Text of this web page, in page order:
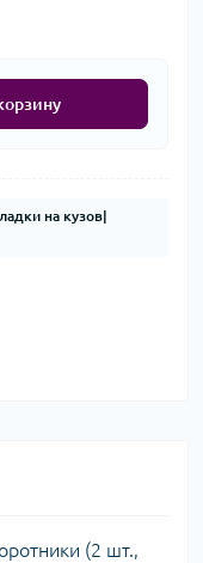
на кузов|
(2 шт.,